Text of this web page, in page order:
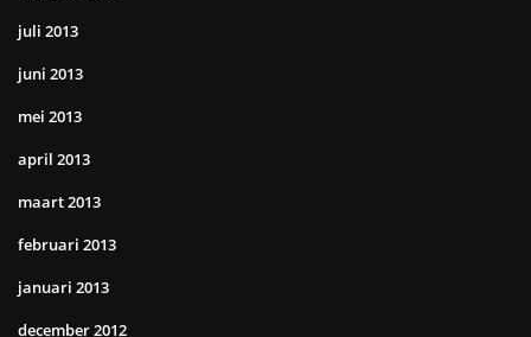
juli 2013
juni 2013
mei 2013
april 2013
maart 2013
februari 2013
januari 2013
december 2012